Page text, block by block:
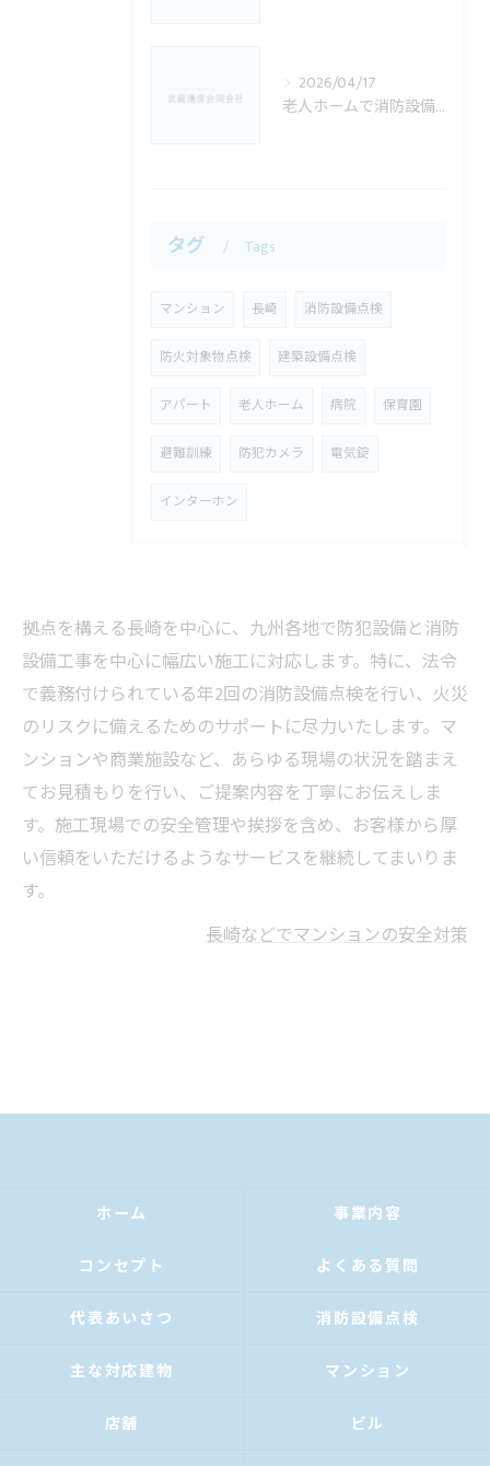
2026/04/17
老人ホームで消防設備点検が特に重要な理由｜佐世保市・長崎県でのご相談例
タグ Tags
マンション 長崎 消防設備点検
防火対象物点検 建築設備点検
アパート 老人ホーム 病院 保育園
避難訓練 防犯カメラ 電気錠
インターホン
拠点を構える長崎を中心に、九州各地で防犯設備と消防
設備工事を中心に幅広い施工に対応します。特に、法令
で義務付けられている年2回の消防設備点検を行い、火災
のリスクに備えるためのサポートに尽力いたします。マ
ンションや商業施設など、あらゆる現場の状況を踏まえ
てお見積もりを行い、ご提案内容を丁寧にお伝えしま
す。施工現場での安全管理や挨拶を含め、お客様から厚
い信頼をいただけるようなサービスを継続してまいりま
す。
長崎などでマンションの安全対策
ホーム 事業内容
コンセプト よくある質問
代表あいさつ 消防設備点検
主な対応建物 マンション
店舗 ビル